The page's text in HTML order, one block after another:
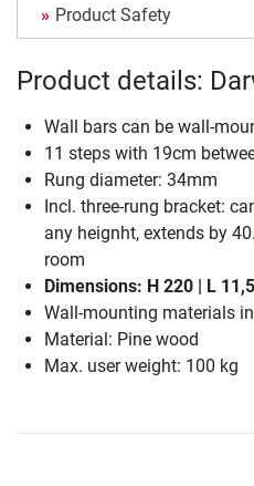
Product Safety
Product details:
Wall bars can be wall-
11 steps with 19cm
Rung diameter: 34mm
Incl. three-rung bracket:
any heignht, extends by
room
Dimensions: H 220 | L
Wall-mounting materials
Material: Pine wood
Max. user weight: 100 kg